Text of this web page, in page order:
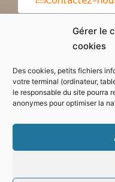
Gérer le
cookies
Des cookies, petits fichiers
votre terminal (ordinateur,
le responsable du site pourra
anonymes pour optimiser la
Horaires